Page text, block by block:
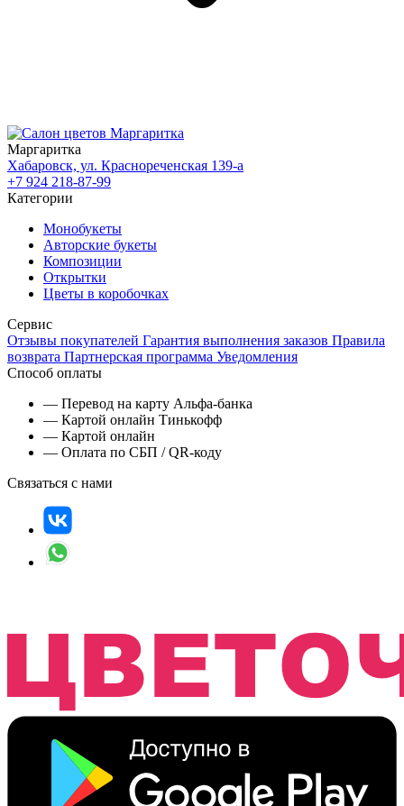
Маргаритка
Хабаровск, ул. Краснореченская 139-а
+7 924 218-87-99
Категории
Монобукеты
Авторские букеты
Композиции
Открытки
Цветы в коробочках
Сервис
Отзывы покупателей Гарантия выполнения заказов Правила
возврата Партнерская программа Уведомления
Способ оплаты
— Перевод на карту Альфа-банка
— Картой онлайн Тинькофф
— Картой онлайн
— Оплата по СБП / QR-коду
Связаться с нами